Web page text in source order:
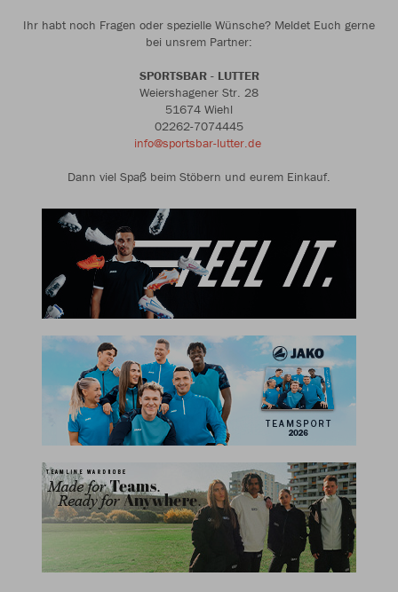
Ihr habt noch Fragen oder spezielle Wünsche? Meldet Euch gerne
bei unsrem Partner:
SPORTSBAR - LUTTER
Weiershagener Str. 28
51674 Wiehl
02262-7074445
info@sportsbar-lutter.de
Dann viel Spaß beim Stöbern und eurem Einkauf.